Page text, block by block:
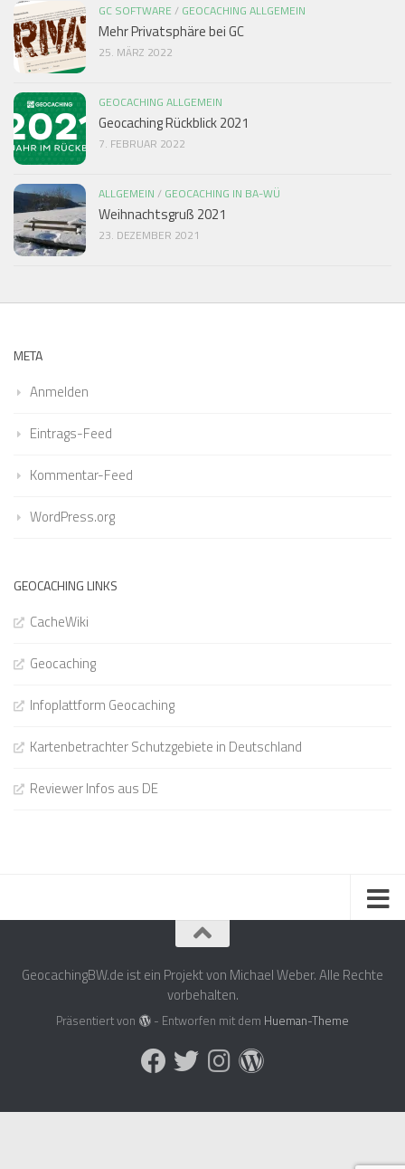
GC SOFTWARE / GEOCACHING ALLGEMEIN
Mehr Privatsphäre bei GC
25. MÄRZ 2022
GEOCACHING ALLGEMEIN
Geocaching Rückblick 2021
7. FEBRUAR 2022
ALLGEMEIN / GEOCACHING IN BA-WÜ
Weihnachtsgruß 2021
23. DEZEMBER 2021
META
Anmelden
Eintrags-Feed
Kommentar-Feed
WordPress.org
GEOCACHING LINKS
CacheWiki
Geocaching
Infoplattform Geocaching
Kartenbetrachter Schutzgebiete in Deutschland
Reviewer Infos aus DE
GeocachingBW.de ist ein Projekt von Michael Weber. Alle Rechte
vorbehalten.
Präsentiert von - Entworfen mit dem Hueman-Theme